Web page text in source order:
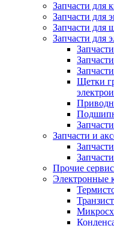
Запчасти для
Запчасти для
Запчасти для
Запчасти для
Щетки
Запчасти и
Прочие
Электронные